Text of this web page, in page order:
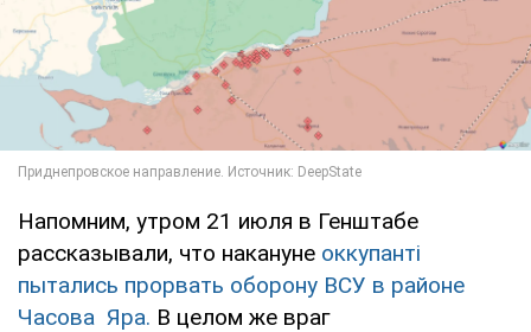
Напомним, утром 21 июля в Генштабе
рассказывали, что накануне оккупанті
пытались прорвать оборону ВСУ в районе
Часова Яра. В целом же враг